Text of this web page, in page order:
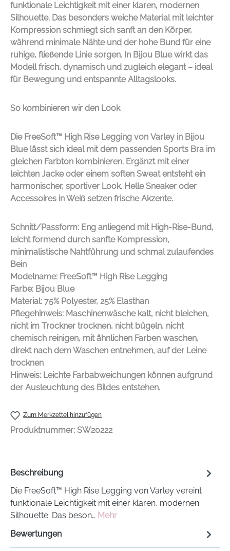
funktionale Leichtigkeit mit einer klaren, modernen
Silhouette. Das besonders weiche Material mit leichter
Kompression schmiegt sich sanft an den Körper,
während minimale Nähte und der hohe Bund für eine
ruhige, fließende Linie sorgen. In Bijou Blue wirkt das
Modell frisch, dynamisch und zugleich elegant – ideal
für Bewegung und entspannte Alltagslooks.
So kombinieren wir den Look
Die FreeSoft™ High Rise Legging von Varley in Bijou
Blue lässt sich ideal mit dem passenden Sports Bra im
gleichen Farbton kombinieren. Ergänzt mit einer
leichten Jacke oder einem soften Sweat entsteht ein
harmonischer, sportiver Look. Helle Sneaker oder
Accessoires in Weiß setzen frische Akzente.
Schnitt/Passform: Eng anliegend mit High-Rise-Bund,
leicht formend durch sanfte Kompression,
minimalistische Nahtführung und schmal zulaufendes
Bein
Modelname: FreeSoft™ High Rise Legging
Farbe: Bijou Blue
Material: 75% Polyester, 25% Elasthan
Pflegehinweis: Maschinenwäsche kalt, nicht bleichen,
nicht im Trockner trocknen, nicht bügeln, nicht
chemisch reinigen, mit ähnlichen Farben waschen,
direkt nach dem Waschen entnehmen, auf der Leine
trocknen
Hinweis: Leichte Farbabweichungen können aufgrund
der Ausleuchtung des Bildes entstehen.
Zum Merkzettel hinzufügen
Produktnummer: SW20222
Beschreibung
Die FreeSoft™ High Rise Legging von Varley vereint
funktionale Leichtigkeit mit einer klaren, modernen
Silhouette. Das beson… Mehr
Bewertungen